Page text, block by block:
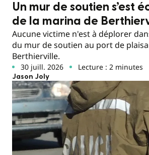
Un mur de soutien s’est
de la marina de
Aucune victime n'est à déplorer
du mur de soutien au port de
Berthierville.
30 juill. 2026 Lecture : 2 minutes
Jason Joly